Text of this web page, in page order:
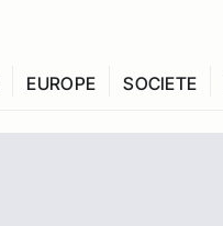
EUROPE SOCIETE